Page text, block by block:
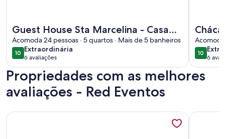
Guest House Sta Marcelina - Casa
Completa Campinas
Acomoda 24 pessoas · 5 quartos · Mais de 5 banheiros
1010 de 10
Extraordinária
extraordinária
6 avaliações
(6
avaliações)
a 15
1010 de 10
6
Propriedades com as melhores
avaliações - Red Eventos
Mais informações sobre Casa de Campo Aconchegante 25
Mais